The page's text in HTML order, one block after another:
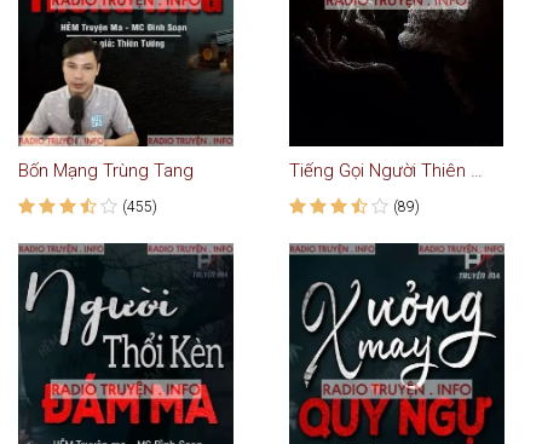
Bốn Mạng Trùng Tang
(455)
Tiếng Gọi Người Thiên Cổ - Truyện Kinh Dị
(89)